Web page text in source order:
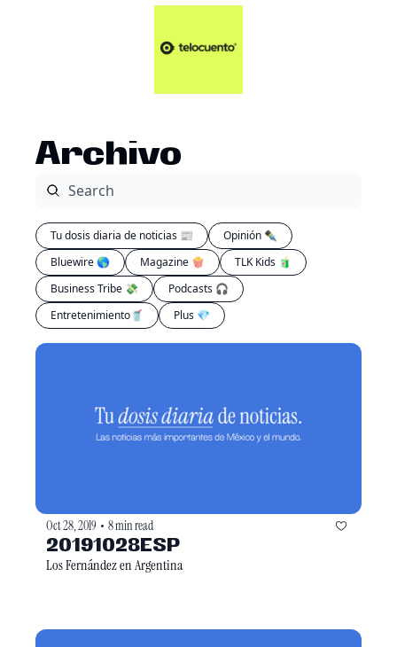
Artículos 📑
Plus 💎
Archivo
Tu dosis diaria de noticias 📰
Opinión ✒️
Bluewire 🌎
Magazine 🍿
TLK Kids 🧃
Business Tribe 💸
Podcasts 🎧
Entretenimiento🥤
Plus 💎
Oct 28, 2019 • 8 min read
20191028ESP
Los Fernández en Argentina